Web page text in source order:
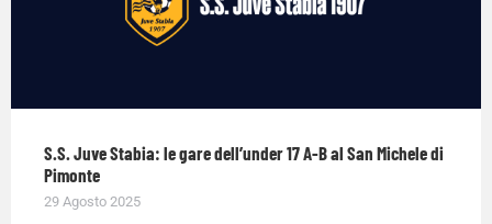
S.S. Juve Stabia: le gare dell’under 17 A-B al San Michele di
Pimonte
29 Agosto 2025